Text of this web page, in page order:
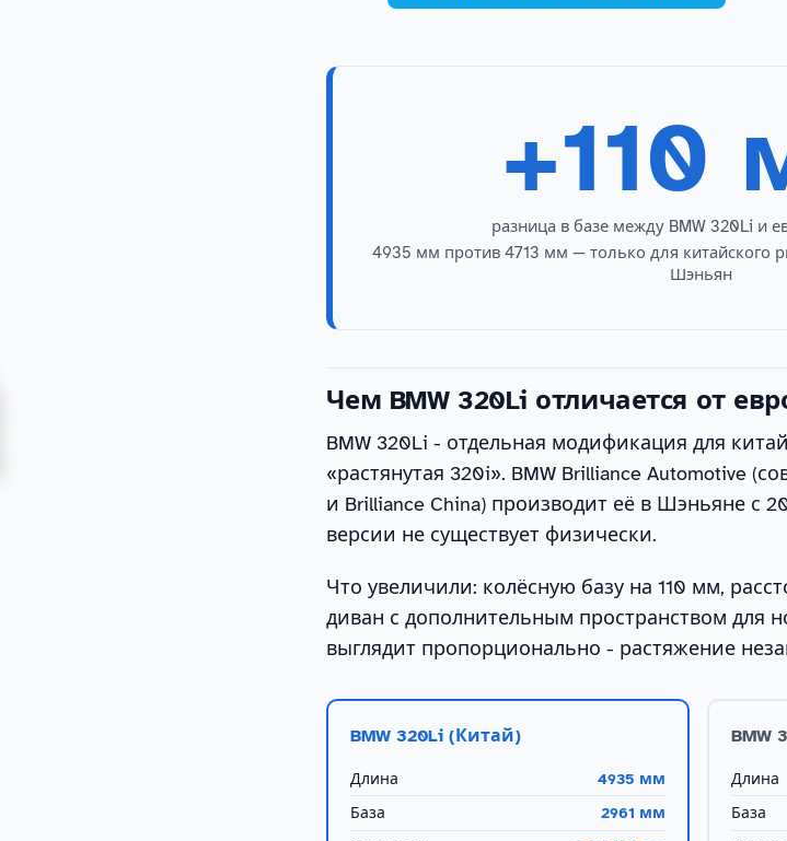
+110
разница в базе между BMW 320Li и
4935 мм против 4713 мм — только для китайского
Шэньян
Чем BMW 320Li отличается от
BMW 320Li - отдельная модификация для
«растянутая 320i». BMW Brilliance Automotive
и Brilliance China) производит её в Шэньяне с
версии не существует физически.
Что увеличили: колёсную базу на 110 мм,
диван с дополнительным пространством для
выглядит пропорционально - растяжение
BMW 320Li (Китай)
Длина
4935 мм
База
2961 мм
BMW
Длина
База